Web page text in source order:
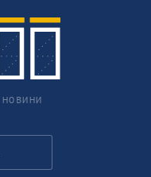
НОВИНИ